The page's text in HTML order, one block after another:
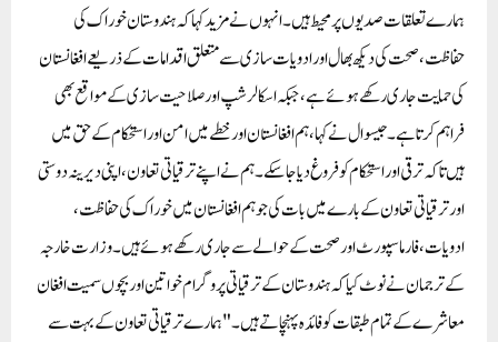
ہمارے تعلقات صدیوں پر محیط ہیں۔ انہوں نے مزید کہا کہ ہندوستان خوراک کی
حفاظت، صحت کی دیکھ بھال اور ادویات سازی سے متعلق اقدامات کے ذریعے افغانستان
کی حمایت جاری رکھے ہوئے ہے، جبکہ اسکالرشپ اور صلاحیت سازی کے مواقع بھی
فراہم کرتا ہے۔ جیسوال نے کہا، ہم افغانستان اور خطے میں امن اور استحکام کے حق میں
ہیں تاکہ ترقی اور استحکام کو فروغ دیا جا سکے۔ ہم نے اپنے ترقیاتی تعاون، اپنی دیرینہ دوستی
اور ترقیاتی تعاون کے بارے میں بات کی جو ہم افغانستان میں خوراک کی حفاظت،
ادویات، فارما سپورٹ اور صحت کے حوالے سے جاری رکھے ہوئے ہیں۔ وزارت خارجہ
کے ترجمان نے نوٹ کیا کہ ہندوستان کے ترقیاتی پروگرام خواتین اور بچوں سمیت افغان
معاشرے کے تمام طبقات کو فائدہ پہنچاتے ہیں۔ "ہمارے ترقیاتی تعاون کے بہت سے